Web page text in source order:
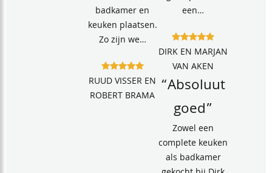
badkamer en
keuken plaatsen.
Zo zijn we…
RUUD VISSER EN
ROBERT BRAMA
een…
DIRK EN MARJAN
VAN AKEN
“Absoluut
goed”
Zowel een
complete keuken
als badkamer